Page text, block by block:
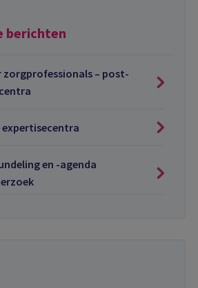
berichten
– post-
expertisecentra
en -agenda